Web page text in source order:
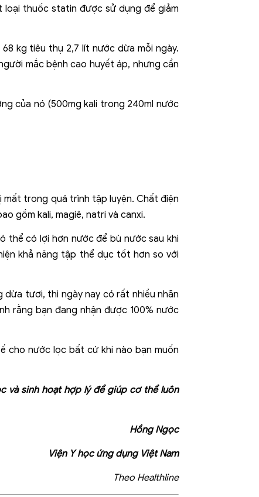
thuốc statin được sử dụng để giảm
kg tiêu thụ 2,7 lít nước dừa mỗi ngày.
mắc bệnh cao huyết áp, nhưng cần
của nó (500mg kali trong 240ml nước
trong quá trình tập luyện. Chất điện
gồm kali, magiê, natri và canxi.
thể có lợi hơn nước để bù nước sau khi
khả năng tập thể dục tốt hơn so với
tươi, thì ngày nay có rất nhiều nhãn
rằng bạn đang nhận được 100% nước
cho nước lọc bất cứ khi nào bạn muốn
và sinh hoạt hợp lý để giúp cơ thể luôn
Hồng Ngọc
Viện Y học ứng dụng Việt Nam
Theo Healthline